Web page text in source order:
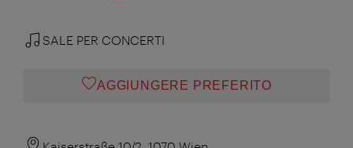
SALE PER CONCERTI
AGGIUNGERE PREFERITO